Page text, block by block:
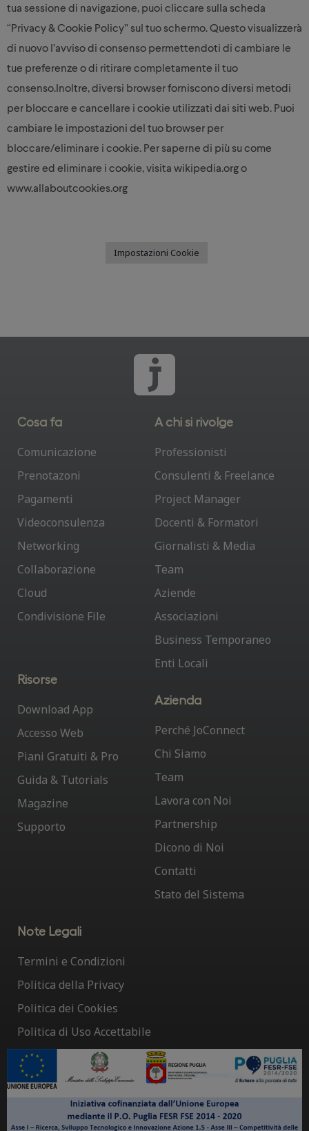
tua sessione di navigazione, puoi cliccare sulla scheda
“Privacy & Cookie Policy” sul tuo schermo. Questo visualizzerà
di nuovo l’avviso di consenso permettendoti di cambiare le
tue preferenze o di ritirare completamente il tuo
consenso.Inoltre, diversi browser forniscono diversi metodi
per bloccare e cancellare i cookie utilizzati dai siti web. Puoi
cambiare le impostazioni del tuo browser per
bloccare/eliminare i cookie. Per saperne di più su come
gestire ed eliminare i cookie, visita wikipedia.org o
www.allaboutcookies.org
Impostazioni Cookie
Cosa fa
Comunicazione
Prenotazoni
Pagamenti
Videoconsulenza
Networking
Collaborazione
Cloud
Condivisione File
A chi si rivolge
Professionisti
Consulenti & Freelance
Project Manager
Docenti & Formatori
Giornalisti & Media
Team
Aziende
Associazioni
Business Temporaneo
Enti Locali
Risorse
Download App
Accesso Web
Piani Gratuiti & Pro
Guida & Tutorials
Magazine
Supporto
Azienda
Perché JoConnect
Chi Siamo
Team
Lavora con Noi
Partnership
Dicono di Noi
Contatti
Stato del Sistema
Note Legali
Termini e Condizioni
Politica della Privacy
Politica dei Cookies
Politica di Uso Accettabile